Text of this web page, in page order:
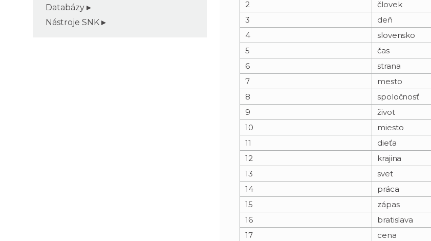
Databázy
Nástroje SNK
2
človek
3
deň
4
slovensko
5
čas
6
strana
7
mesto
8
spoločnosť
9
život
10
miesto
11
dieťa
12
krajina
13
svet
14
práca
15
zápas
16
bratislava
17
cena